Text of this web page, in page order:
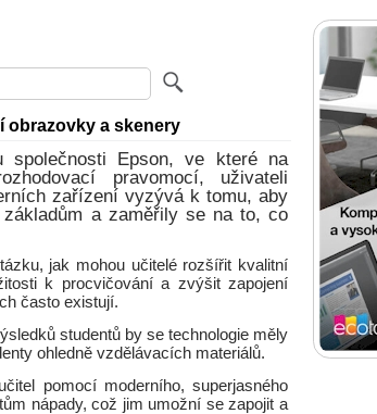
obrazovky a skenery
společnosti Epson, ve které na
pravomocí, uživateli
zařízení vyzývá k tomu, aby
a zaměřily se na to, co
jak mohou učitelé rozšířit kvalitní
k procvičování a zvýšit zapojení
často existují.
studentů by se technologie měly
ohledně vzdělávacích materiálů.
pomocí moderního, superjasného
nápady, což jim umožní se zapojit a